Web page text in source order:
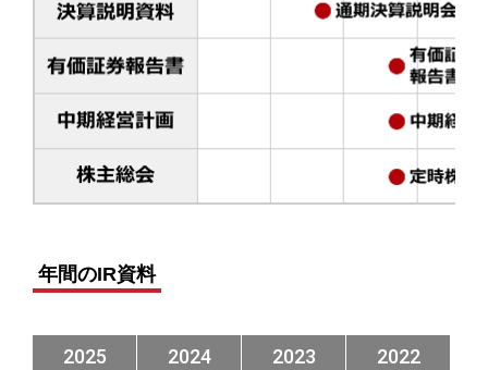
年間のIR資料
2025 2024 2023
2022